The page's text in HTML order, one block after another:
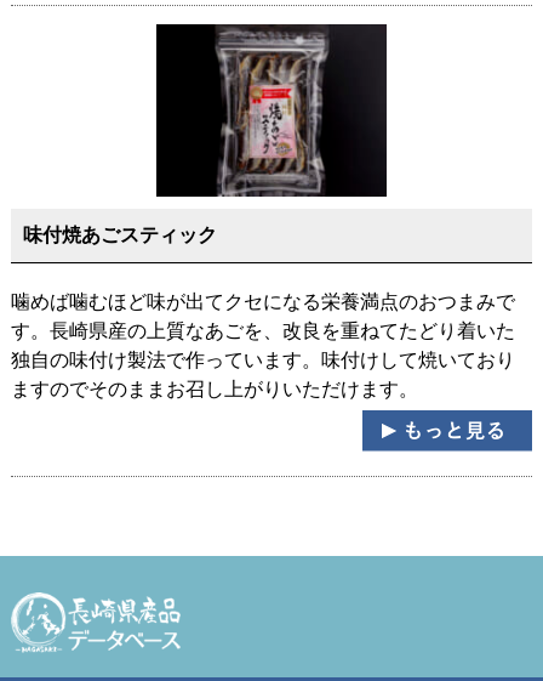
味付焼あごスティック
噛めば噛むほど味が出てクセになる栄養満点のおつまみで
す。長崎県産の上質なあごを、改良を重ねてたどり着いた
独自の味付け製法で作っています。味付けして焼いており
ますのでそのままお召し上がりいただけます。